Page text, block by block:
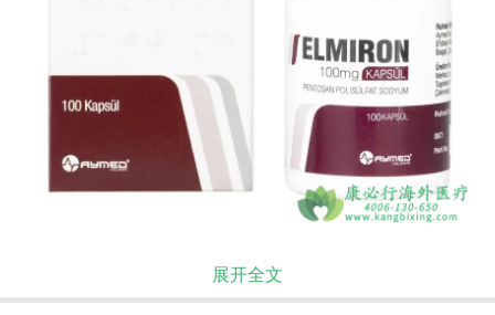
戊聚糖聚硫酸钠（Pentosan Polysulfate
Sodium）由美国食品药品监督管理局（FDA）批
展开全文